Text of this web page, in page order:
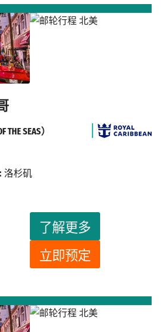
了解更多
立即预定
SEAS）
洛杉矶